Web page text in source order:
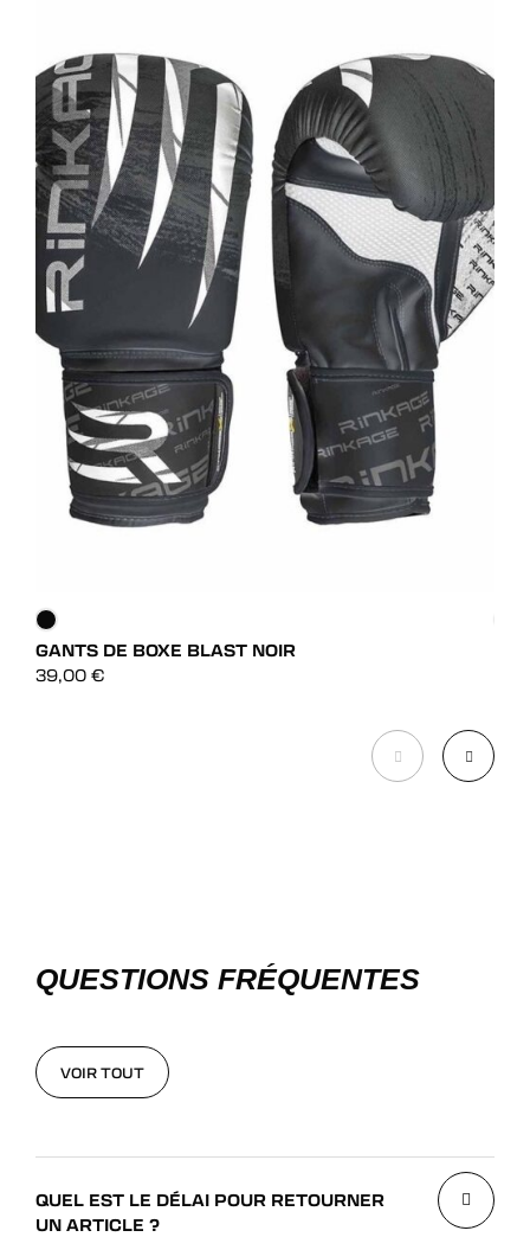
GANTS DE BOXE BLAST NOIR
39,00 €
QUESTIONS FRÉQUENTES
VOIR TOUT
QUEL EST LE DÉLAI POUR RETOURNER
UN ARTICLE ?